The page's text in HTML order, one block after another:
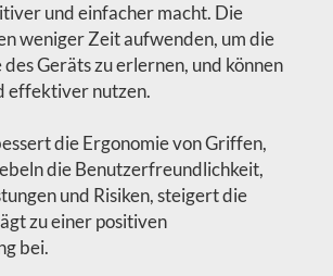
und einfacher macht. Die
weniger Zeit aufwenden, um die
Geräts zu erlernen, und können
effektiver nutzen.
die Ergonomie von Griffen,
die Benutzerfreundlichkeit,
und Risiken, steigert die
zu einer positiven
bei.